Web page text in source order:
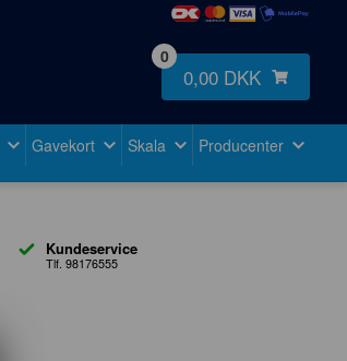
0
0,00 DKK
Gavekort Skala Producenter
Kundeservice
Tlf. 98176555